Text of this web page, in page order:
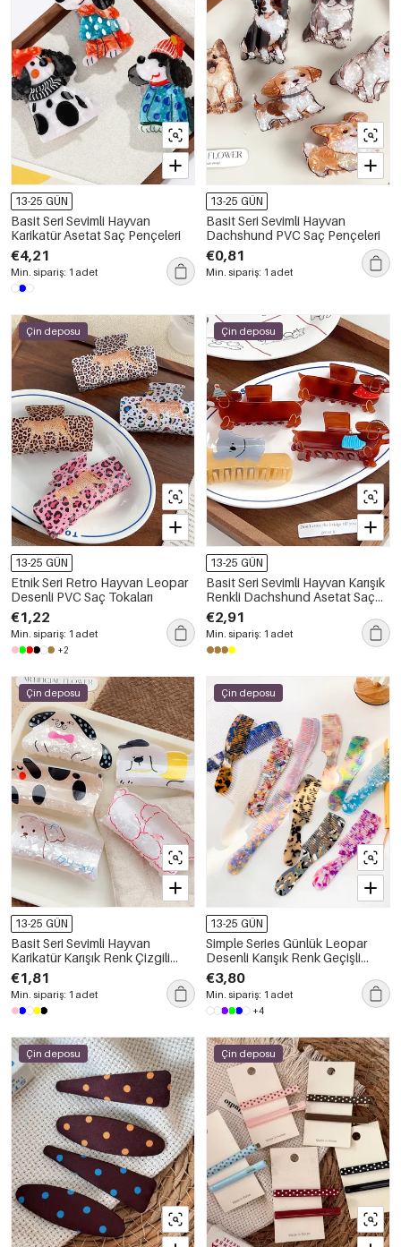
13-25 GÜN
Basit Seri Sevimli Hayvan
Karikatür Asetat Saç Pençeleri
€4,21
Min. sipariş: 1 adet
13-25 GÜN
Basit Seri Sevimli Hayvan
Dachshund PVC Saç Pençeleri
€0,81
Min. sipariş: 1 adet
Çin deposu
13-25 GÜN
Etnik Seri Retro Hayvan Leopar
Desenli PVC Saç Tokaları
€1,22
Min. sipariş: 1 adet
+2
Çin deposu
13-25 GÜN
Basit Seri Sevimli Hayvan Karışık
Renkli Dachshund Asetat Saç
Pençeleri
€2,91
Min. sipariş: 1 adet
Çin deposu
13-25 GÜN
Basit Seri Sevimli Hayvan
Karikatür Karışık Renk Çizgili
Akrilik Saç Pençeleri
€1,81
Min. sipariş: 1 adet
Çin deposu
13-25 GÜN
Simple Series Günlük Leopar
Desenli Karışık Renk Geçişli
Asetik Asit Tarakları
€3,80
Min. sipariş: 1 adet
+4
Çin deposu Çin deposu